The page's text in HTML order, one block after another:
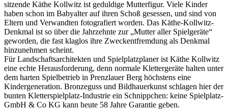
sitzende Käthe Kollwitz ist geduldige Mutterfigur. Viele Kinder
haben schon im Babyalter auf ihren Schoß gesessen, und sind von
Eltern und Verwandten fotografiert worden. Das Käthe-Kollwitz-
Denkmal ist so über die Jahrzehnte zur „Mutter aller Spielgeräte“
geworden, die fast klaglos ihre Zweckentfremdung als Denkmal
hinzunehmen scheint.
Für Landschaftsarchitekten und Spielplatzplaner ist Käthe Kollwitz
eine echte Herausforderung, denn normale Klettergeräte halten unter
dem harten Spielbetrieb in Prenzlauer Berg höchstens eine
Kindergeneration. Bronzeguss und Bildhauerkunst schlagen hier der
bunten Kletterspielplatz-Industrie ein Schnippchen: keine Spielplatz-
GmbH & Co KG kann heute 58 Jahre Garantie geben.